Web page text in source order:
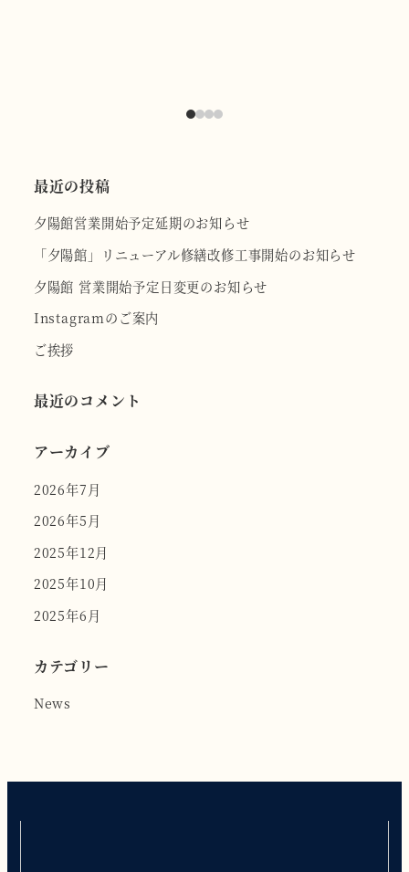
最近の投稿
夕陽館営業開始予定延期のお知らせ
「夕陽館」リニューアル修繕改修工事開始のお知らせ
夕陽館 営業開始予定日変更のお知らせ
Instagramのご案内
ご挨拶
最近のコメント
アーカイブ
2026年7月
2026年5月
2025年12月
2025年10月
2025年6月
カテゴリー
News